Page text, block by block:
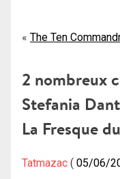
Navigation
l’article
The Ten
2 nombreux
Stefania
La Fresque
Tatmazac 05/06/